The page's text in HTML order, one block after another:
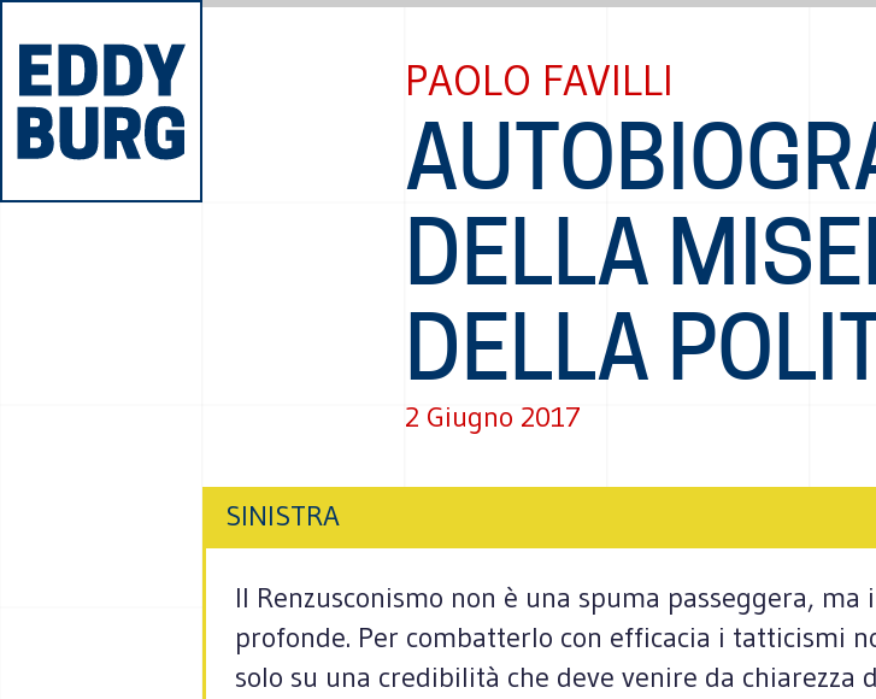
PAOLO FAVILLI
DELLA
DELLA
2 Giugno 2017
SINISTRA
Il Renzusconismo non è una spuma passeggera,
profonde. Per combatterlo con efficacia i tatticismi
solo su una credibilità che deve venire da chiarezza